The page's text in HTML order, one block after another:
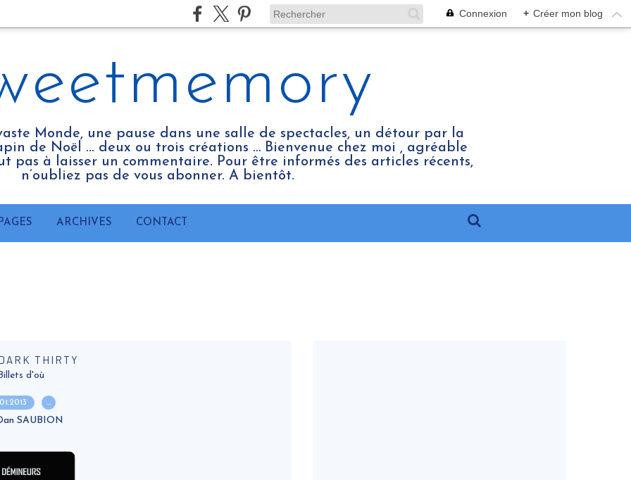
Connexion + Créer mon blog
Monde, une pause dans une salle de spectacles, un détour par la
de Noël ... deux ou trois créations … Bienvenue chez moi , agréable
pas à laisser un commentaire. Pour être informés des articles récents,
n’oubliez pas de vous abonner. A bientôt.
ARCHIVES CONTACT
THIRTY
d'où
…
SAUBION